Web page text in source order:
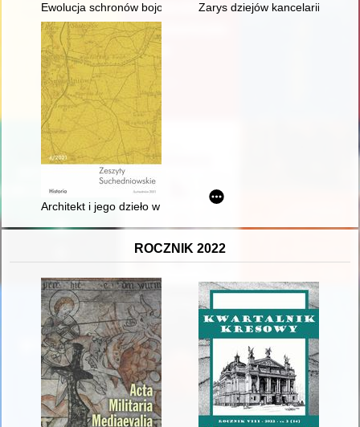
Ewolucja schronów bojowych II RPZarys dziejów kancelarii
Architekt i jego dzieło w lokalnej przestrzeni publicznej :
ROCZNIK 2022